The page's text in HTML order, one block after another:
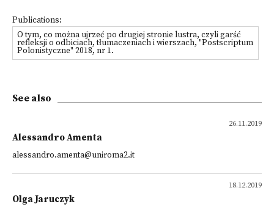
Publications:
O tym, co można ujrzeć po drugiej stronie lustra, czyli garść
refleksji o odbiciach, tłumaczeniach i wierszach, "Postscriptum
Polonistyczne" 2018, nr 1.
See also
26.11.2019
Alessandro Amenta
alessandro.amenta@uniroma2.it
18.12.2019
Olga Jaruczyk